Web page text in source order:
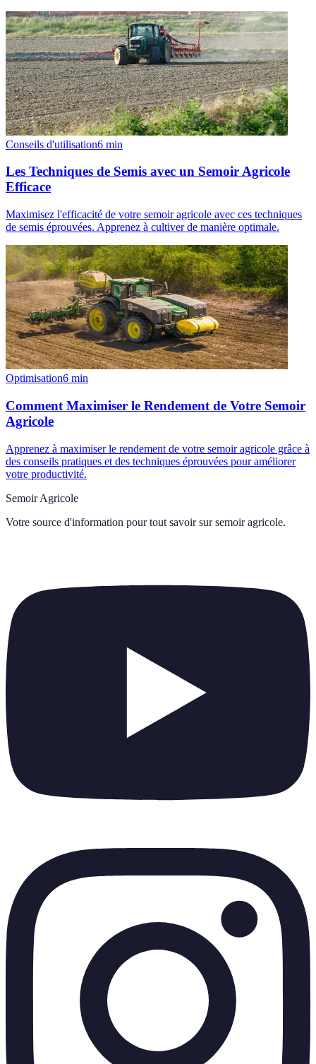
Conseils d'utilisation6 min
Les Techniques de Semis avec un Semoir Agricole
Efficace
Maximisez l'efficacité de votre semoir agricole avec ces techniques
de semis éprouvées. Apprenez à cultiver de manière optimale.
Optimisation6 min
Comment Maximiser le Rendement de Votre Semoir
Agricole
Apprenez à maximiser le rendement de votre semoir agricole grâce à
des conseils pratiques et des techniques éprouvées pour améliorer
votre productivité.
Semoir Agricole
Votre source d'information pour tout savoir sur semoir agricole.